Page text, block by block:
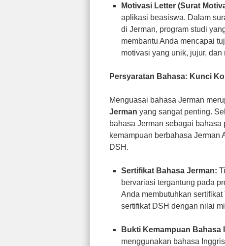
Motivasi Letter (Surat
aplikasi beasiswa. Dalam
di Jerman, program studi
membantu Anda mencapai
motivasi yang unik, jujur, dan
Persyaratan Bahasa: Kunci
Menguasai bahasa Jerman
Jerman yang sangat penting.
bahasa Jerman sebagai
kemampuan berbahasa Jerman
DSH.
Sertifikat Bahasa Jerman:
bervariasi tergantung pada
Anda membutuhkan
sertifikat DSH dengan nilai
Bukti Kemampuan Bahasa
menggunakan bahasa